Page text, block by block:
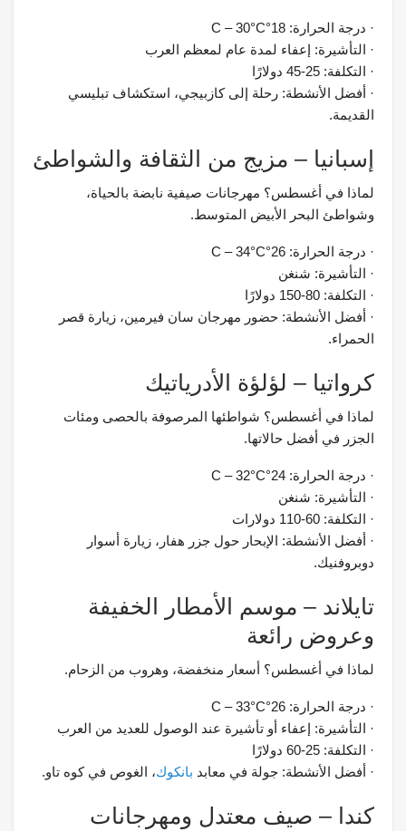
· درجة الحرارة: 18°C – 30°C
· التأشيرة: إعفاء لمدة عام لمعظم العرب
· التكلفة: 25-45 دولارًا
· أفضل الأنشطة: رحلة إلى كازبيجي، استكشاف تبليسي
القديمة.
إسبانيا – مزيج من الثقافة والشواطئ
لماذا في أغسطس؟ مهرجانات صيفية نابضة بالحياة،
وشواطئ البحر الأبيض المتوسط.
· درجة الحرارة: 26°C – 34°C
· التأشيرة: شنغن
· التكلفة: 80-150 دولارًا
· أفضل الأنشطة: حضور مهرجان سان فيرمين، زيارة قصر
الحمراء.
كرواتيا – لؤلؤة الأدرياتيك
لماذا في أغسطس؟ شواطئها المرصوفة بالحصى ومئات
الجزر في أفضل حالاتها.
· درجة الحرارة: 24°C – 32°C
· التأشيرة: شنغن
· التكلفة: 60-110 دولارات
· أفضل الأنشطة: الإبحار حول جزر هفار، زيارة أسوار
دوبروفنيك.
تايلاند – موسم الأمطار الخفيفة
وعروض رائعة
لماذا في أغسطس؟ أسعار منخفضة، وهروب من الزحام.
· درجة الحرارة: 26°C – 33°C
· التأشيرة: إعفاء أو تأشيرة عند الوصول للعديد من العرب
· التكلفة: 25-60 دولارًا
· أفضل الأنشطة: جولة في معابد بانكوك، الغوص في كوه تاو.
كندا – صيف معتدل ومهرجانات